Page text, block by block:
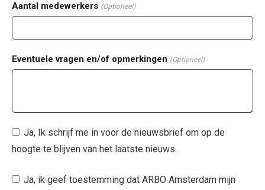
Aantal medewerkers (Optioneel)
Eventuele vragen en/of opmerkingen (Optioneel)
Ja, Ik schrijf me in voor de nieuwsbrief om op de
hoogte te blijven van het laatste nieuws.
Ja, ik geef toestemming dat ARBO Amsterdam mijn